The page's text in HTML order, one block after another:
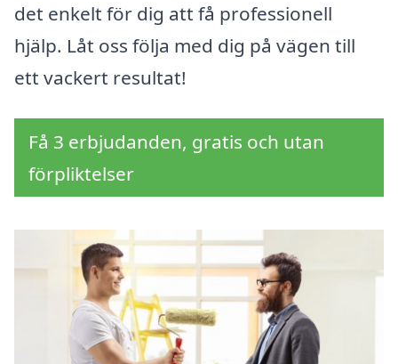
det enkelt för dig att få professionell
hjälp. Låt oss följa med dig på vägen till
ett vackert resultat!
Få 3 erbjudanden, gratis och utan
förpliktelser